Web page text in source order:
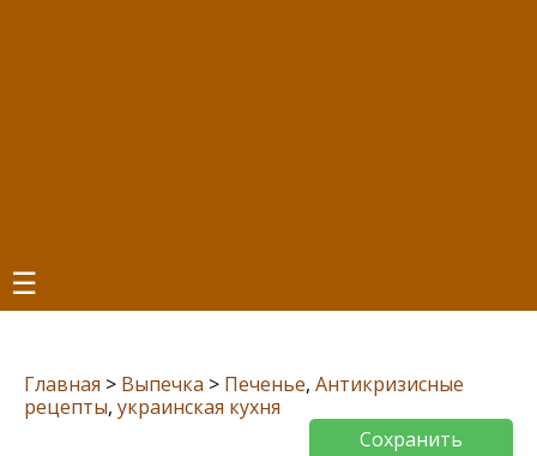
☰
Главная > Выпечка > Печенье, Антикризисные
рецепты, украинская кухня
Сохранить